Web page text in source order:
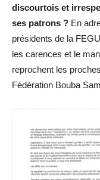
discourtois et
ses patrons ? En
présidents de la
les carences et le
reprochent les
Fédération Bouba